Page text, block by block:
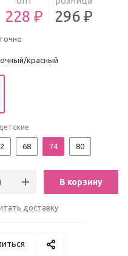
228 ₽ 296 ₽
красный
68 74 80
В корзину
доставку